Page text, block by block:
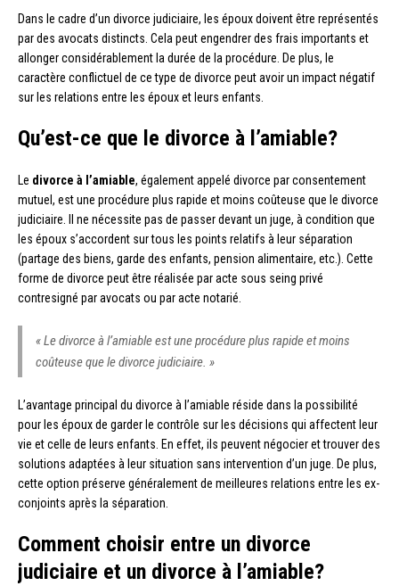
Dans le cadre d’un divorce judiciaire, les époux doivent être représentés
par des avocats distincts. Cela peut engendrer des frais importants et
allonger considérablement la durée de la procédure. De plus, le
caractère conflictuel de ce type de divorce peut avoir un impact négatif
sur les relations entre les époux et leurs enfants.
Qu’est-ce que le divorce à l’amiable?
Le divorce à l’amiable, également appelé divorce par consentement
mutuel, est une procédure plus rapide et moins coûteuse que le divorce
judiciaire. Il ne nécessite pas de passer devant un juge, à condition que
les époux s’accordent sur tous les points relatifs à leur séparation
(partage des biens, garde des enfants, pension alimentaire, etc.). Cette
forme de divorce peut être réalisée par acte sous seing privé
contresigné par avocats ou par acte notarié.
« Le divorce à l’amiable est une procédure plus rapide et moins
coûteuse que le divorce judiciaire. »
L’avantage principal du divorce à l’amiable réside dans la possibilité
pour les époux de garder le contrôle sur les décisions qui affectent leur
vie et celle de leurs enfants. En effet, ils peuvent négocier et trouver des
solutions adaptées à leur situation sans intervention d’un juge. De plus,
cette option préserve généralement de meilleures relations entre les ex-
conjoints après la séparation.
Comment choisir entre un divorce
judiciaire et un divorce à l’amiable?